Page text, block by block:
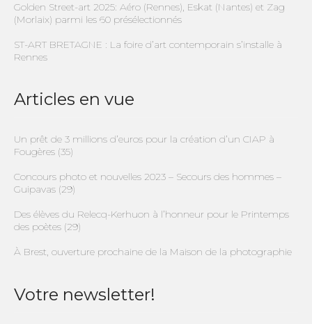
Golden Street-art 2025: Aéro (Rennes), Eskat (Nantes) et Zag
(Morlaix) parmi les 60 présélectionnés
ST-ART BRETAGNE : La foire d’art contemporain s’installe à
Rennes
Articles en vue
Un prêt de 3 millions d’euros pour la création d’un CIAP à
Fougères (35)
Concours photo et nouvelles 2023 – Secours des hommes –
Guipavas (29)
Des élèves du Relecq-Kerhuon à l’honneur pour le Printemps
des poètes (29)
À Brest, ouverture prochaine de la Maison de la photographie
Votre newsletter!